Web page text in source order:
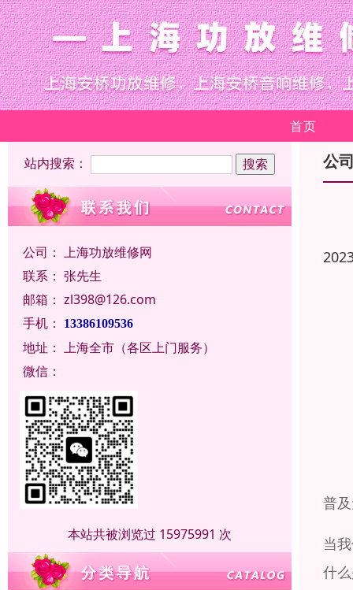
首页
站内搜索：
公司： 上海功放维修网
联系： 张先生
邮箱： zl398@126.com
手机：
13386109536
地址： 上海全市（各区上门服务）
微信：
本站共被浏览过 15975991 次
公
普
当
什